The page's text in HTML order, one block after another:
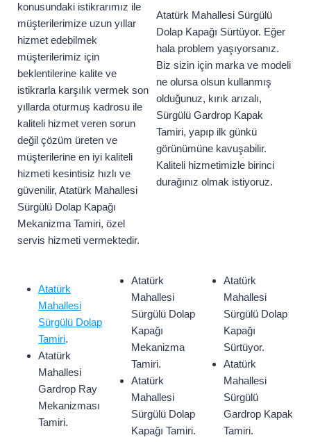
konusundaki istikrarımız ile
müşterilerimize uzun yıllar
hizmet edebilmek
müşterilerimiz için
beklentilerine kalite ve
istikrarla karşılık vermek son
yıllarda oturmuş kadrosu ile
kaliteli hizmet veren sorun
değil çözüm üreten ve
müşterilerine en iyi kaliteli
hizmeti kesintisiz hızlı ve
güvenilir, Atatürk Mahallesi
Sürgülü Dolap Kapağı
Mekanizma Tamiri, özel
servis hizmeti vermektedir.
Atatürk Mahallesi Sürgülü
Dolap Kapağı Sürtüyor. Eğer
hala problem yaşıyorsanız.
Biz sizin için marka ve modeli
ne olursa olsun kullanmış
olduğunuz, kırık arızalı,
Sürgülü Gardrop Kapak
Tamiri, yapıp ilk günkü
görünümüne kavuşabilir.
Kaliteli hizmetimizle birinci
durağınız olmak istiyoruz.
Atatürk
Mahallesi
Sürgülü Dolap
Tamiri.
Atatürk
Mahallesi
Gardrop Ray
Mekanizması
Tamiri.
Atatürk
Mahallesi
Sürgülü Dolap
Kapağı
Mekanizma
Tamiri.
Atatürk
Mahallesi
Sürgülü Dolap
Kapağı Tamiri.
Atatürk
Mahallesi
Sürgülü Dolap
Kapağı
Sürtüyor.
Atatürk
Mahallesi
Sürgülü
Gardrop Kapak
Tamiri.